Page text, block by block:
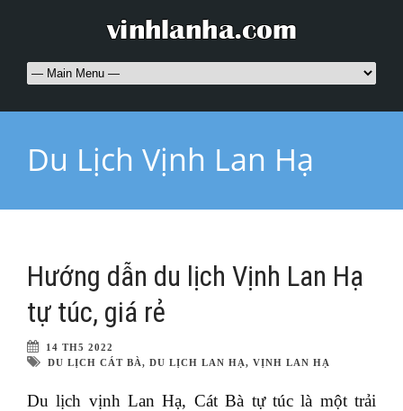
Du Lịch Vịnh Lan Hạ
Hướng dẫn du lịch Vịnh Lan Hạ
tự túc, giá rẻ
14 TH5 2022
DU LỊCH CÁT BÀ, DU LỊCH LAN HẠ, VỊNH LAN HẠ
Du lịch vịnh Lan Hạ, Cát Bà tự túc là một trải